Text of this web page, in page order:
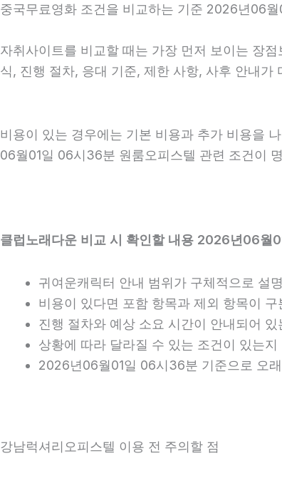
중국무료영화 조건을 비교하는 기준 2026년06
자취사이트를 비교할 때는 가장 먼저 보이는 장
식, 진행 절차, 응대 기준, 제한 사항, 사후 안내
비용이 있는 경우에는 기본 비용과 추가 비용을
06월01일 06시36분 원룸오피스텔 관련 조건이
클럽노래다운 비교 시 확인할 내용 2026년06월
귀여운캐릭터 안내 범위가 구체적으로 설
비용이 있다면 포함 항목과 제외 항목이 구
진행 절차와 예상 소요 시간이 안내되어 있
상황에 따라 달라질 수 있는 조건이 있는지
2026년06월01일 06시36분 기준으로 오
강남럭셔리오피스텔 이용 전 주의할 점